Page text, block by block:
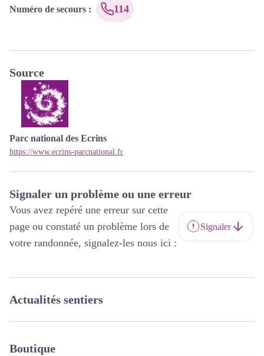
Numéro de secours : 114
Source
Parc national des Ecrins
https://www.ecrins-parcnational.fr
Signaler un problème ou une erreur
Vous avez repéré une erreur sur cette
page ou constaté un problème lors de
votre randonnée, signalez-les nous ici :
Signaler
Actualités sentiers
Boutique